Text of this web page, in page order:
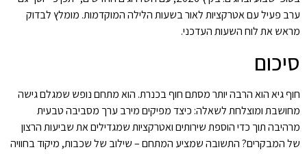
ערב פעיל עם אטרקציות לאור בשעות הלילה המוקדמות. מומלץ לבדוק
מראש את לוח השעות העדכני.
סיכום
חוף גיא הוא הרבה יותר מסתם חוף בכנרת. הוא מתחם נופש שמגלם גישה
מחושבת ומוצלחת לשאלה: כיצד מפיקים מירב ערך מסביבה טבעית
מרהיבה תוך כדי הוספת שירותים ואטרקציות שמגדילים את שביעות הרצון
של המבקרים? התשובה שמציע המתחם – שילוב של שכבות, מיקוד בחוויה